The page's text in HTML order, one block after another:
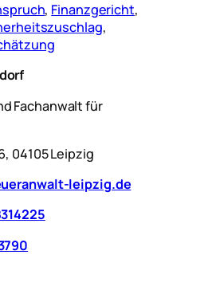
, Finanzgericht
Fachanwalt für
04105 Leipzig
leipzig.de